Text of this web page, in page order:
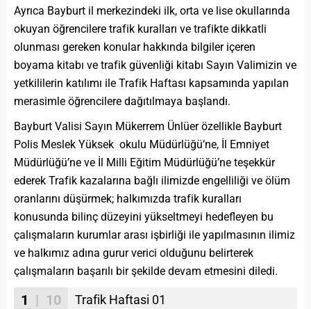
Ayrıca Bayburt il merkezindeki ilk, orta ve lise okullarında
okuyan öğrencilere trafik kuralları ve trafikte dikkatli
olunması gereken konular hakkında bilgiler içeren
boyama kitabı ve trafik güvenliği kitabı Sayın Valimizin ve
yetkililerin katılımı ile Trafik Haftası kapsamında yapılan
merasimle öğrencilere dağıtılmaya başlandı.
Bayburt Valisi Sayın Mükerrem Ünlüer özellikle Bayburt
Polis Meslek Yüksek okulu Müdürlüğü’ne, İl Emniyet
Müdürlüğü’ne ve İl Milli Eğitim Müdürlüğü’ne teşekkür
ederek Trafik kazalarına bağlı ilimizde engelliliği ve ölüm
oranlarını düşürmek; halkımızda trafik kuralları
konusunda bilinç düzeyini yükseltmeyi hedefleyen bu
çalışmaların kurumlar arası işbirliği ile yapılmasının ilimiz
ve halkımız adına gurur verici olduğunu belirterek
çalışmaların başarılı bir şekilde devam etmesini diledi.
1 | 10 Trafik Haftasi 01